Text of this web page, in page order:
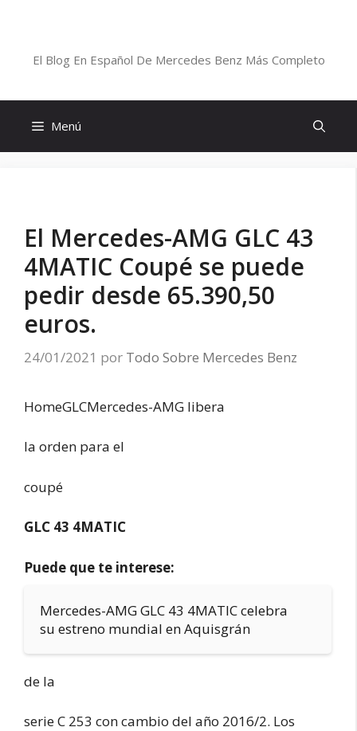
El Blog En Español De Mercedes Benz Más Completo
Menú
El Mercedes-AMG GLC 43
4MATIC Coupé se puede
pedir desde 65.390,50
euros.
24/01/2021 por Todo Sobre Mercedes Benz
HomeGLCMercedes-AMG libera
la orden para el
coupé
GLC 43 4MATIC
Puede que te interese:
Mercedes-AMG GLC 43 4MATIC celebra
su estreno mundial en Aquisgrán
de la
serie C 253 con cambio del año 2016/2. Los